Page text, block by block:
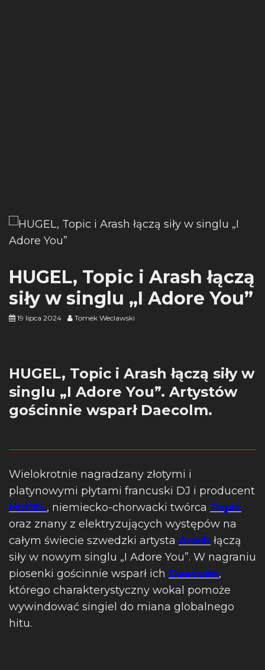
HUGEL, Topic i Arash łączą
siły w singlu „I Adore You”
19 lipca 2024 Tomek Weclawski
HUGEL, Topic i Arash łączą siły w
singlu „I Adore You”. Artystów
gościnnie wsparł Daecolm.
Wielokrotnie nagradzany złotymi i
platynowymi płytami francuski DJ i producent
HUGEL, niemiecko-chorwacki twórca Topic
oraz znany z elektryzujących występów na
całym świecie szwedzki artysta Arash łączą
siły w nowym singlu „I Adore You”. W nagraniu
piosenki gościnnie wsparł ich Daecolm,
którego charakterystyczny wokal pomoże
wywindować singiel do miana globalnego
hitu.